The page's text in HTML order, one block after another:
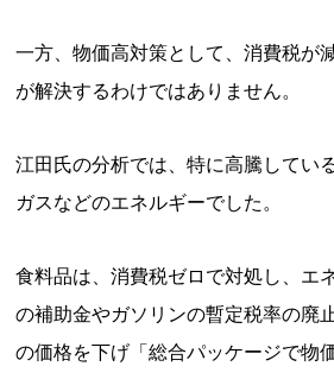
一方、物価高対策として、消費税が
が解決するわけではありません。
江田氏の分析では、特に高騰してい
ガスなどのエネルギーでした。
食料品は、消費税ゼロで対処し、エ
の補助金やガソリンの暫定税率の廃
の価格を下げ「総合パッケージで物